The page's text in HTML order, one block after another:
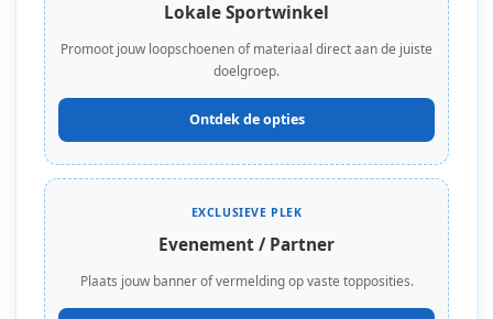
Lokale Sportwinkel
Promoot jouw loopschoenen of materiaal direct aan de juiste
doelgroep.
Ontdek de opties
EXCLUSIEVE PLEK
Evenement / Partner
Plaats jouw banner of vermelding op vaste topposities.